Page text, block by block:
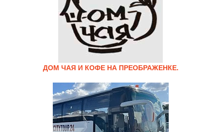
ДОМ ЧАЯ И КОФЕ НА ПРЕОБРАЖЕНКЕ.